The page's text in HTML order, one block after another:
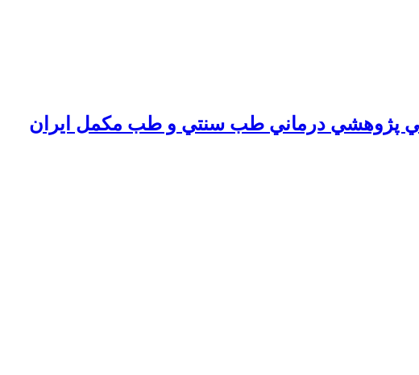
پژوهشي درماني طب سنتي و طب مكمل ايران